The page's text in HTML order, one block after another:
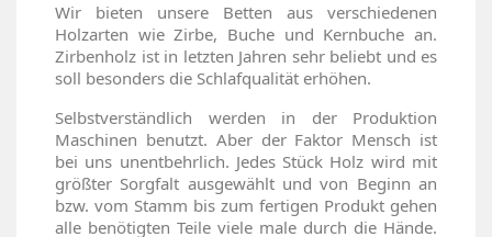
Wir bieten unsere Betten aus verschiedenen
Holzarten wie Zirbe, Buche und Kernbuche an.
Zirbenholz ist in letzten Jahren sehr beliebt und es
soll besonders die Schlafqualität erhöhen.
Selbstverständlich werden in der Produktion
Maschinen benutzt. Aber der Faktor Mensch ist
bei uns unentbehrlich. Jedes Stück Holz wird mit
größter Sorgfalt ausgewählt und von Beginn an
bzw. vom Stamm bis zum fertigen Produkt gehen
alle benötigten Teile viele male durch die Hände.